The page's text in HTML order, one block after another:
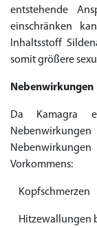
entstehende
einschränken
Inhaltsstoff
somit größere
Nebenwirkungen
Da Kamagra
Vorkommens:
Kopfschmerzen
Hitzewallungen